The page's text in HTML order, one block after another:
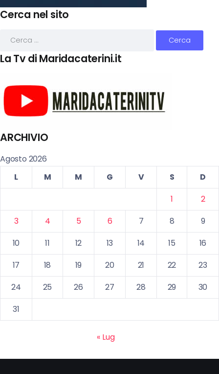
Cerca nel sito
La Tv di Maridacaterini.it
ARCHIVIO
Agosto 2026
L
M M G V S
D
1
2
3
4 5 6 7 8
9
10
11 12 13 14 15
16
17
18 19 20 21 22
23
24
25 26 27 28 29
30
31
« Lug